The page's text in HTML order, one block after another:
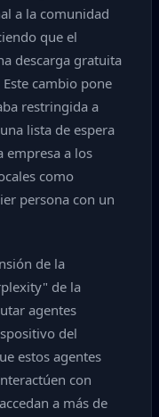
a la comunidad
que el
descarga gratuita
cambio pone
restringida a
lista de espera
empresa a los
como
persona con un
de la
de la
agentes
del
estos agentes
con
a más de